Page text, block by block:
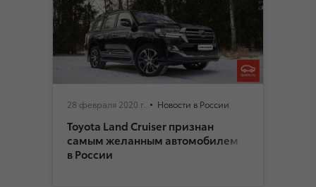
28 февраля 2020 г. Новости в России
Toyota Land Cruiser признан
самым желанным автомобилем
в России